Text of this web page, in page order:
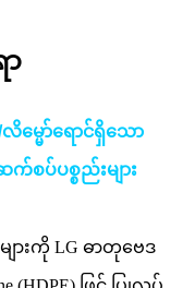
မ္မော်ရောင်ရှိသော
ပ်ပစ္စည်းများ
များကို LG ဓာတုဗေဒ